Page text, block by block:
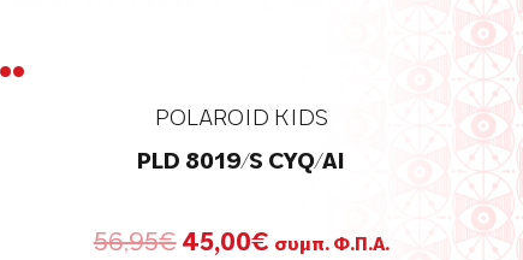
POLAROID KIDS
PLD 8019/S CYQ/AI
56,95€ Original
45,00€Ησυμπ. Φ.Π.Α.